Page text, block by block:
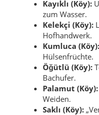
Kayıklı (Köy):
zum Wasser.
Kelekçi (Köy):
Hofhandwerk.
Kumluca (Köy):
Hülsenfrüchte.
Öğütlü (Köy):
Bachufer.
Palamut (Köy):
Weiden.
Saklı (Köy):